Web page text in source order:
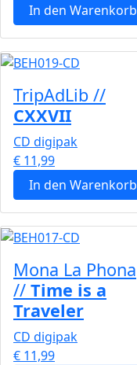
In den Warenkorb
TripAdLib //
CXXVII
CD digipak
€ 11,99
In den Warenkorb
Mona La Phona
// Time is a
Traveler
CD digipak
€ 11,99